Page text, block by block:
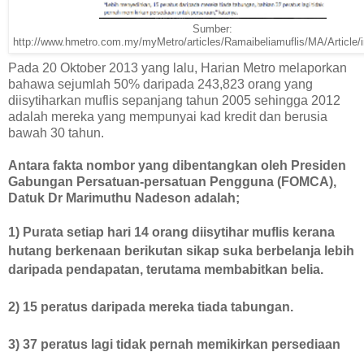
Sumber:
http://www.hmetro.com.my/myMetro/articles/Ramaibeliamuflis/MA/Article/
Pada 20 Oktober 2013 yang lalu, Harian Metro melaporkan
bahawa sejumlah 50% daripada 243,823 orang yang
diisytiharkan muflis sepanjang tahun 2005 sehingga 2012
adalah mereka yang mempunyai kad kredit dan berusia
bawah 30 tahun.
Antara fakta nombor yang dibentangkan oleh Presiden
Gabungan Persatuan-persatuan Pengguna (FOMCA),
Datuk Dr Marimuthu Nadeson adalah;
1) Purata setiap hari 14 orang diisytihar muflis kerana
hutang berkenaan berikutan sikap suka berbelanja lebih
daripada pendapatan, terutama membabitkan belia.
2) 15 peratus daripada mereka tiada tabungan.
3) 37 peratus lagi tidak pernah memikirkan persediaan